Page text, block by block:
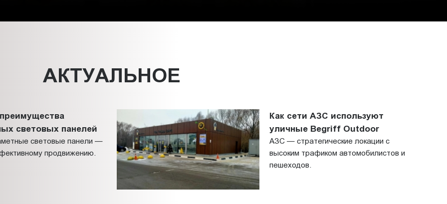
АКТУАЛЬНОЕ
световых панелей
световые панели —
продвижению.
Как сети АЗС используют
уличные Begriff Outdoor
АЗС — стратегические локации с
высоким трафиком автомобилистов и
пешеходов.